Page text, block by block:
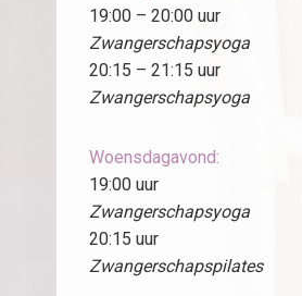
19:00 – 20:00 uur
Zwangerschapsyoga
20:15 – 21:15 uur
Zwangerschapsyoga
Woensdagavond:
19:00 uur
Zwangerschapsyoga
20:15 uur
Zwangerschapspilates